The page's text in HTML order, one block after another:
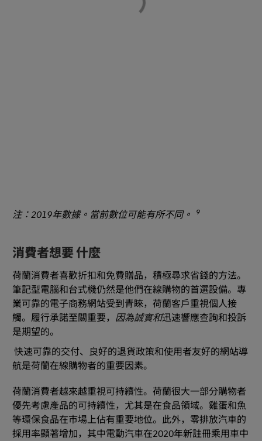
注：2019年數據。當前數位可能有所不同。 9
消費者想要 什麼
荷蘭消費者喜歡折扣和免費贈品，積極尋求省錢的方法。
筆記型電腦和台式機仍然是他們在線購物的首選設備。專
業可靠的電子商務網站受到青睞，荷蘭客戶重視個人接
觸。履行承諾至關重要， 因為誠實和迅速響應查詢和投訴
是期望的。
快速可靠的交付、良好的退貨政策和使用者友好的網站導
航是荷蘭在線購物者的重要因素。
荷蘭消費者越來越重視可持續性。荷蘭很大一部分購物者
優先考慮產品的可持續性，尤其是在食品領域。雞蛋和魚
等環保食品在市場上佔有重要地位。此外，零排放汽車的
採用率顯著增加，其中電動汽車在2020年新註冊乘用車中